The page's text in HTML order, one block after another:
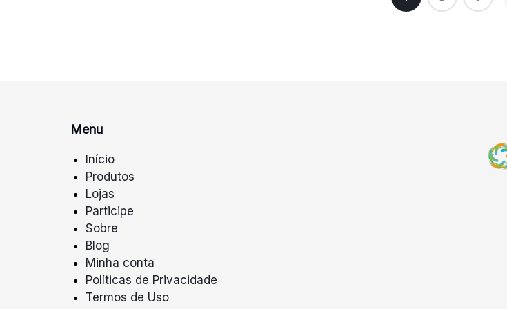
Menu
Início
Produtos
Lojas
Participe
Sobre
Blog
Minha conta
Políticas de Privacidade
Termos de Uso